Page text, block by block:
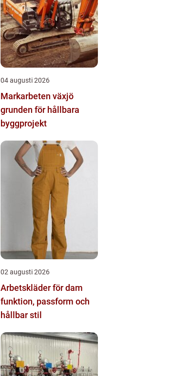
04 augusti 2026
Markarbeten växjö
grunden för hållbara
byggprojekt
02 augusti 2026
Arbetskläder för dam
funktion, passform och
hållbar stil